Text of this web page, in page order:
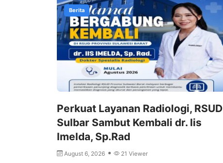
Berita
Perkuat Layanan Radiologi, RSUD
Sulbar Sambut Kembali dr. Iis
Imelda, Sp.Rad
August 6, 2026 21 Viewer